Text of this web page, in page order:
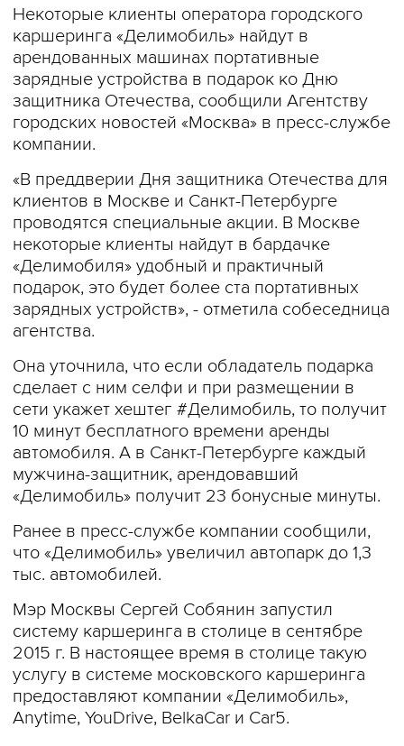
Некоторые клиенты оператора городского
каршеринга «Делимобиль» найдут в
арендованных машинах портативные
зарядные устройства в подарок ко Дню
защитника Отечества, сообщили Агентству
городских новостей «Москва» в пресс-службе
компании.
«В преддверии Дня защитника Отечества для
клиентов в Москве и Санкт-Петербурге
проводятся специальные акции. В Москве
некоторые клиенты найдут в бардачке
«Делимобиля» удобный и практичный
подарок, это будет более ста портативных
зарядных устройств», - отметила собеседница
агентства.
Она уточнила, что если обладатель подарка
сделает с ним селфи и при размещении в
сети укажет хештег #Делимобиль, то получит
10 минут бесплатного времени аренды
автомобиля. А в Санкт-Петербурге каждый
мужчина-защитник, арендовавший
«Делимобиль» получит 23 бонусные минуты.
Ранее в пресс-службе компании сообщили,
что «Делимобиль» увеличил автопарк до 1,3
тыс. автомобилей.
Мэр Москвы Сергей Собянин запустил
систему каршеринга в столице в сентябре
2015 г. В настоящее время в столице такую
услугу в системе московского каршеринга
предоставляют компании «Делимобиль»,
Anytime, YouDrive, BelkaCar и Car5.